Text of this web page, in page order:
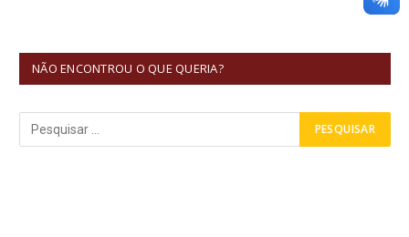
NÃO ENCONTROU O QUE QUERIA?